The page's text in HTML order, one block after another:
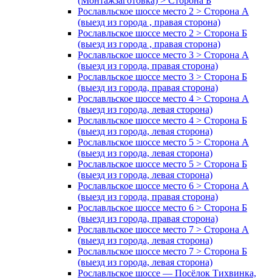
Рославльское шоссе место 2 > Сторона А
(выезд из города , правая сторона)
Рославльское шоссе место 2 > Сторона Б
(выезд из города , правая сторона)
Рославльское шоссе место 3 > Сторона А
(выезд из города, правая сторона)
Рославльское шоссе место 3 > Сторона Б
(выезд из города, правая сторона)
Рославльское шоссе место 4 > Сторона А
(выезд из города, левая сторона)
Рославльское шоссе место 4 > Сторона Б
(выезд из города, левая сторона)
Рославльское шоссе место 5 > Сторона А
(выезд из города, левая сторона)
Рославльское шоссе место 5 > Сторона Б
(выезд из города, левая сторона)
Рославльское шоссе место 6 > Сторона А
(выезд из города, правая сторона)
Рославльское шоссе место 6 > Сторона Б
(выезд из города, правая сторона)
Рославльское шоссе место 7 > Сторона А
(выезд из города, левая сторона)
Рославльское шоссе место 7 > Сторона Б
(выезд из города, левая сторона)
Рославльское шоссе — Посёлок Тихвинка,